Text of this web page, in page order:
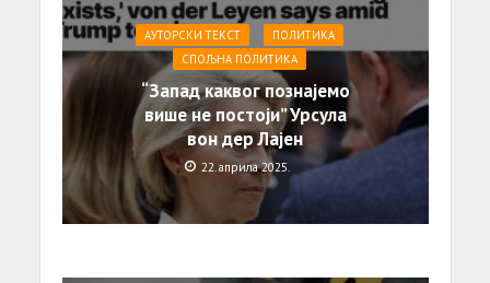
АУТОРСКИ ТЕКСТ
ПОЛИТИКА
СПОЉНА ПОЛИТИКА
“Запад каквог познајемо
више не постоји” Урсула
вон дер Лајен
22. априла 2025.